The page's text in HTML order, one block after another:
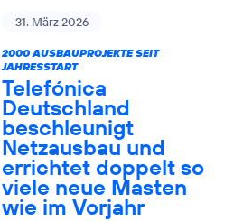
31. März 2026
2000 AUSBAUPROJEKTE SEIT
JAHRESSTART
Telefónica
Deutschland
beschleunigt
Netzausbau und
errichtet doppelt so
viele neue Masten
wie im Vorjahr